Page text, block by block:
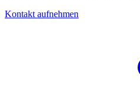
Kontakt aufnehmen